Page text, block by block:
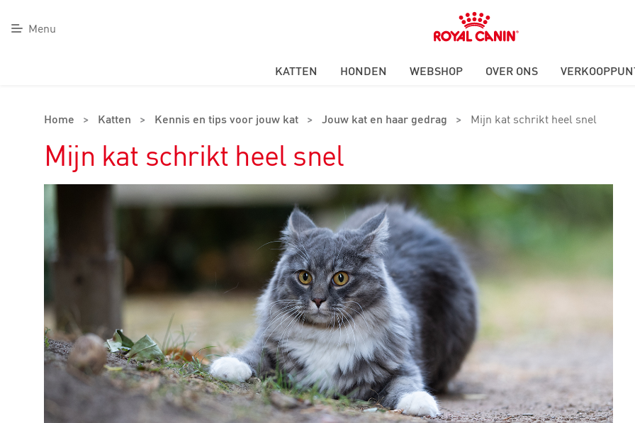
Menu
Royal
Canin
KATTEN
HONDEN WEBSHOP OVER ONS
Home > Katten > Kennis en tips voor jouw kat > Jouw kat en haar gedrag > Mijn kat schrikt heel snel
Mijn kat schrikt heel snel